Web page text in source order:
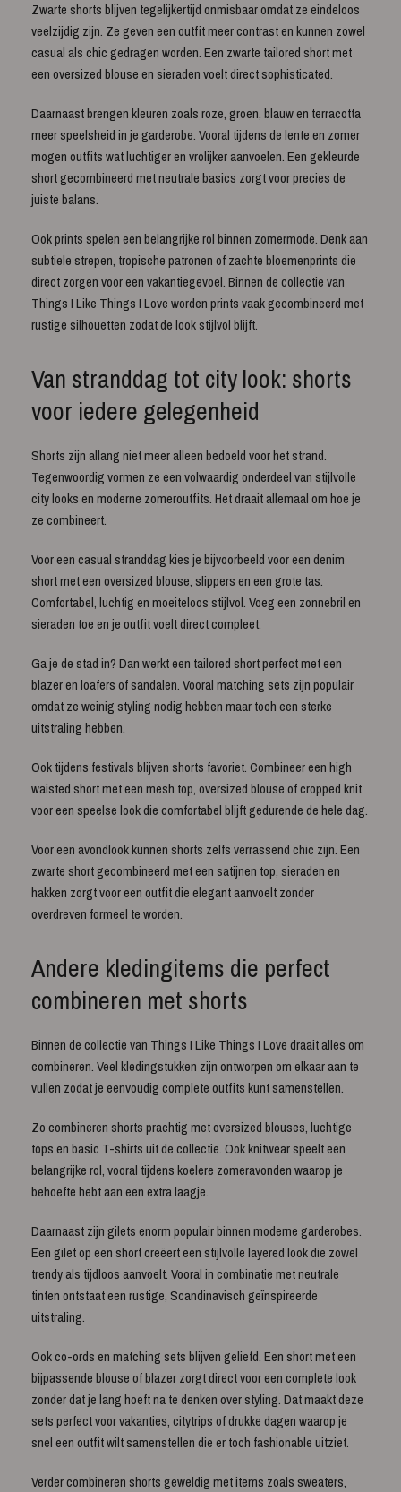
Zwarte shorts blijven tegelijkertijd onmisbaar omdat ze eindeloos
veelzijdig zijn. Ze geven een outfit meer contrast en kunnen zowel
casual als chic gedragen worden. Een zwarte tailored short met
een oversized blouse en sieraden voelt direct sophisticated.
Daarnaast brengen kleuren zoals roze, groen, blauw en terracotta
meer speelsheid in je garderobe. Vooral tijdens de lente en zomer
mogen outfits wat luchtiger en vrolijker aanvoelen. Een gekleurde
short gecombineerd met neutrale basics zorgt voor precies de
juiste balans.
Ook prints spelen een belangrijke rol binnen zomermode. Denk aan
subtiele strepen, tropische patronen of zachte bloemenprints die
direct zorgen voor een vakantiegevoel. Binnen de collectie van
Things I Like Things I Love worden prints vaak gecombineerd met
rustige silhouetten zodat de look stijlvol blijft.
Van stranddag tot city look: shorts
voor iedere gelegenheid
Shorts zijn allang niet meer alleen bedoeld voor het strand.
Tegenwoordig vormen ze een volwaardig onderdeel van stijlvolle
city looks en moderne zomeroutfits. Het draait allemaal om hoe je
ze combineert.
Voor een casual stranddag kies je bijvoorbeeld voor een denim
short met een oversized blouse, slippers en een grote tas.
Comfortabel, luchtig en moeiteloos stijlvol. Voeg een zonnebril en
sieraden toe en je outfit voelt direct compleet.
Ga je de stad in? Dan werkt een tailored short perfect met een
blazer en loafers of sandalen. Vooral matching sets zijn populair
omdat ze weinig styling nodig hebben maar toch een sterke
uitstraling hebben.
Ook tijdens festivals blijven shorts favoriet. Combineer een high
waisted short met een mesh top, oversized blouse of cropped knit
voor een speelse look die comfortabel blijft gedurende de hele dag.
Voor een avondlook kunnen shorts zelfs verrassend chic zijn. Een
zwarte short gecombineerd met een satijnen top, sieraden en
hakken zorgt voor een outfit die elegant aanvoelt zonder
overdreven formeel te worden.
Andere kledingitems die perfect
combineren met shorts
Binnen de collectie van Things I Like Things I Love draait alles om
combineren. Veel kledingstukken zijn ontworpen om elkaar aan te
vullen zodat je eenvoudig complete outfits kunt samenstellen.
Zo combineren shorts prachtig met oversized blouses, luchtige
tops en basic T-shirts uit de collectie. Ook knitwear speelt een
belangrijke rol, vooral tijdens koelere zomeravonden waarop je
behoefte hebt aan een extra laagje.
Daarnaast zijn gilets enorm populair binnen moderne garderobes.
Een gilet op een short creëert een stijlvolle layered look die zowel
trendy als tijdloos aanvoelt. Vooral in combinatie met neutrale
tinten ontstaat een rustige, Scandinavisch geïnspireerde
uitstraling.
Ook co-ords en matching sets blijven geliefd. Een short met een
bijpassende blouse of blazer zorgt direct voor een complete look
zonder dat je lang hoeft na te denken over styling. Dat maakt deze
sets perfect voor vakanties, citytrips of drukke dagen waarop je
snel een outfit wilt samenstellen die er toch fashionable uitziet.
Verder combineren shorts geweldig met items zoals sweaters,